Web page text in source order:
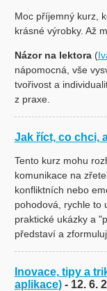
Moc příjemný kurz,
krásné výrobky. Až
Názor na lektora(
nápomocná, vše
tvořivost a
z praxe.
Jak říct, co chci,
Tento kurz mohu
komunikace na
konfliktních nebo
pohodová, rychle to
praktické ukázky a
představí a
Inovace, tipy a
aplikace) - 12. 6.